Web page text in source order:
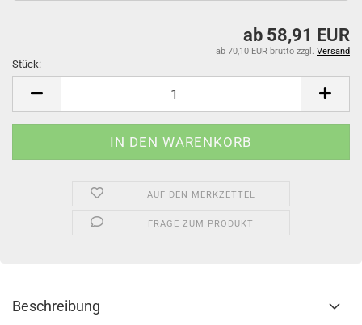
ab 58,91 EUR
ab 70,10 EUR brutto zzgl. Versand
Stück:
AUF DEN MERKZETTEL
FRAGE ZUM PRODUKT
Beschreibung